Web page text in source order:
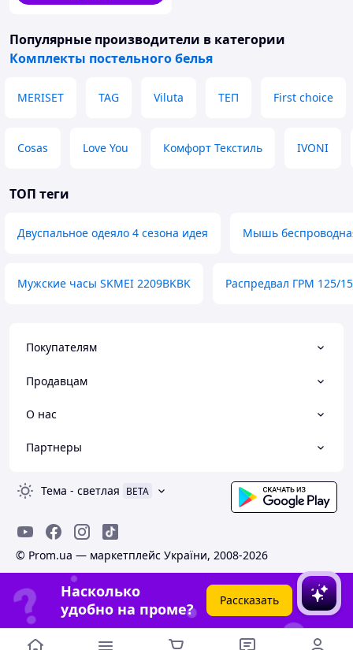
Популярные производители в категории
Комплекты постельного белья
MERISET TAG Viluta ТЕП First choice
Cosas Love You Комфорт Текстиль IVONI
ТОП теги
Двуспальное одеяло 4 сезона идея Мышь
Мужские часы SKMEI 2209BKBK Распредвал ГРМ 125/
Покупателям
Продавцам
О нас
Партнеры
Тема - светлая BETA
© Prom.ua — маркетплейс України, 2008-2026
Насколько
удобно на проме?
Рассказать